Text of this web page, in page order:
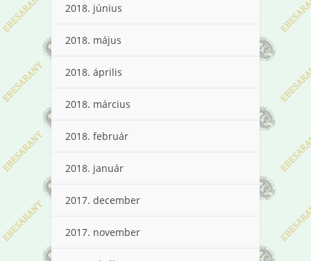
2018. június
2018. május
2018. április
2018. március
2018. február
2018. január
2017. december
2017. november